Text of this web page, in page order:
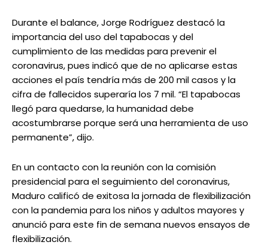
Durante el balance, Jorge Rodríguez destacó la
importancia del uso del tapabocas y del
cumplimiento de las medidas para prevenir el
coronavirus, pues indicó que de no aplicarse estas
acciones el país tendría más de 200 mil casos y la
cifra de fallecidos superaría los 7 mil. “El tapabocas
llegó para quedarse, la humanidad debe
acostumbrarse porque será una herramienta de uso
permanente”, dijo.
En un contacto con la reunión con la comisión
presidencial para el seguimiento del coronavirus,
Maduro calificó de exitosa la jornada de flexibilización
con la pandemia para los niños y adultos mayores y
anunció para este fin de semana nuevos ensayos de
flexibilización.